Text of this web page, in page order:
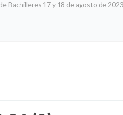
Bachilleres 17 y 18 de agosto de 2023